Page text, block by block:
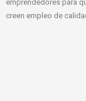
emprendedores para
creen empleo de